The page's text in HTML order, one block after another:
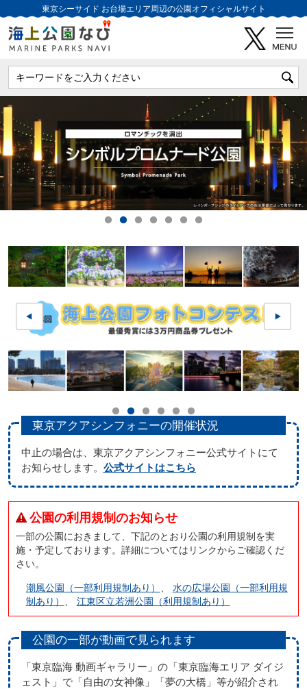
東京シーサイド お台場エリア周辺の公園オフィシャルサイト
東京アクアシンフォニーの開催状況
中止の場合は、東京アクアシンフォニー公式サイトにて
お知らせします。 公式サイトはこちら
公園の利用規制のお知らせ
一部の公園におきまして、下記のとおり公園の利用規制を実
施・予定しております。詳細についてはリンクからご確認くだ
さい。
潮風公園（一部利用規制あり）
水の広場公園（一部利用規
制あり）
江東区立若洲公園（利用規制あり）
公園の一部が動画で見られます
「東京臨海 動画ギャラリー」の「東京臨海エリア ダイジ
ェスト」で「自由の女神像」「夢の大橋」等が紹介され